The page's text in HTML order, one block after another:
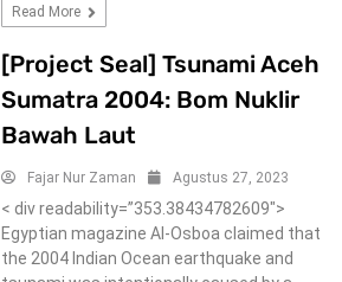
Read More
[Project Seal] Tsunami Aceh
Sumatra 2004: Bom Nuklir
Bawah Laut
Fajar Nur Zaman Agustus 27, 2023
< div readability=”353.38434782609″>
Egyptian magazine Al-Osboa claimed that
the 2004 Indian Ocean earthquake and